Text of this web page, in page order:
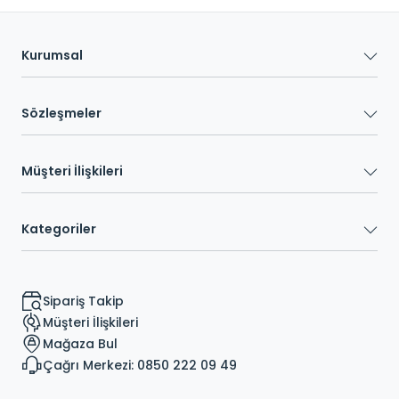
Kurumsal
Sözleşmeler
Müşteri İlişkileri
Kategoriler
Sipariş Takip
Müşteri İlişkileri
Mağaza Bul
Çağrı Merkezi: 0850 222 09 49